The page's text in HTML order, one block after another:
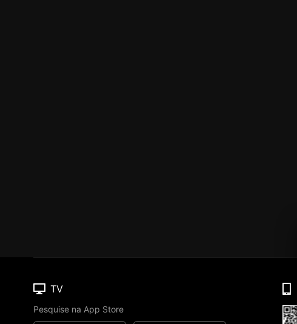
TV
Pesquise na App Store